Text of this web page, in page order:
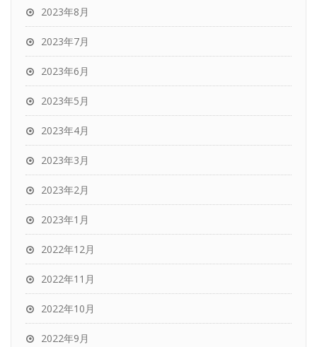
2023年8月
2023年7月
2023年6月
2023年5月
2023年4月
2023年3月
2023年2月
2023年1月
2022年12月
2022年11月
2022年10月
2022年9月